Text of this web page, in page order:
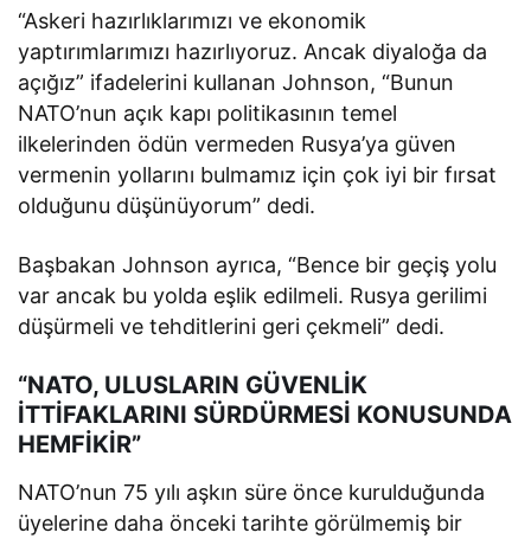
“Askeri hazırlıklarımızı ve ekonomik
yaptırımlarımızı hazırlıyoruz. Ancak diyaloğa da
açığız” ifadelerini kullanan Johnson, “Bunun
NATO’nun açık kapı politikasının temel
ilkelerinden ödün vermeden Rusya’ya güven
vermenin yollarını bulmamız için çok iyi bir fırsat
olduğunu düşünüyorum” dedi.
Başbakan Johnson ayrıca, “Bence bir geçiş yolu
var ancak bu yolda eşlik edilmeli. Rusya gerilimi
düşürmeli ve tehditlerini geri çekmeli” dedi.
“NATO, ULUSLARIN GÜVENLİK
İTTİFAKLARINI SÜRDÜRMESİ KONUSUNDA
HEMFİKİR”
NATO’nun 75 yılı aşkın süre önce kurulduğunda
üyelerine daha önceki tarihte görülmemiş bir